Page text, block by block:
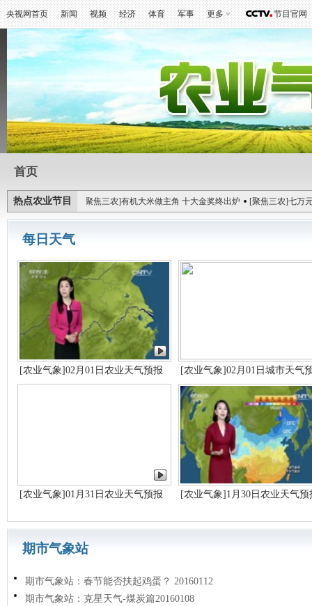
央视网首页 新闻 视频 经济 体育 军事 更多 节目官网
首页
热点农业节目
业部部长富尔切 [聚焦三农]有机大米做主角 十大金奖终出炉 [聚焦三农]七万元
(20160130) [乡村大世界]花语茶香 乐活仪征(20160130) [农业气象]1月30日农业
每日天气
[农业气象]02月01日农业天气预报 [农业气象]02月01日城市天气
[农业气象]01月31日农业天气预报 [农业气象]1月30日农业天气预
期市气象站
期市气象站：春节能否扶起鸡蛋？ 20160112
期市气象站：克星天气-煤炭篇20160108